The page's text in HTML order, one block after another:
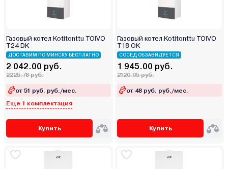
Газовый котел Kotitonttu TOIVO
T24 DK
ДОСТАВИМ ПО МИНСКУ БЕСПЛАТНО
2 042.00 руб.
2225.78 руб.
от 51 руб. руб./мес.
Еще 1 комплектация
Купить
Газовый котел Kotitonttu TOIVO
T18 OK
СОСЕД ОБЗАВИДУЕТСЯ
1 945.00 руб.
2120.05 руб.
от 48 руб. руб./мес.
Купить